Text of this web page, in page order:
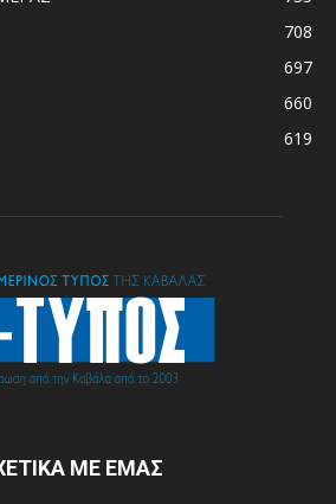
708
697
660
619
ΜΕ ΕΜΑΣ